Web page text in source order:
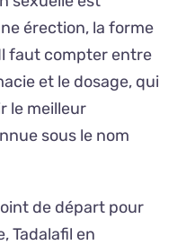
érection, la forme
faut compter entre
et le dosage, qui
le meilleur
sous le nom
de départ pour
Tadalafil en